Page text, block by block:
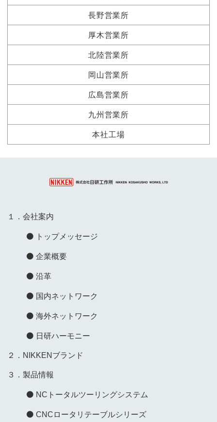
長野営業所
厚木営業所
北陸営業所
岡山営業所
広島営業所
九州営業所
本社工場
１．会社案内
トップメッセージ
企業概要
沿革
国内ネットワーク
海外ネットワーク
日研ハーモニー
２．NIKKENブランド
３．製品情報
NCトータルツーリングシステム
CNCロータリテーブルシリーズ